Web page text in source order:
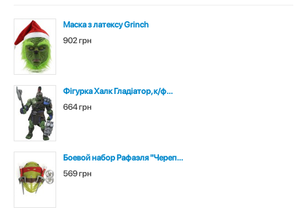
Маска з латексу Grinch
902 грн
Фігурка Халк Гладіатор, к/ф...
664 грн
Боевой набор Рафаэля "Череп...
569 грн